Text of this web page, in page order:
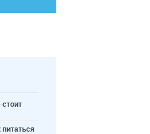
стоит
питаться